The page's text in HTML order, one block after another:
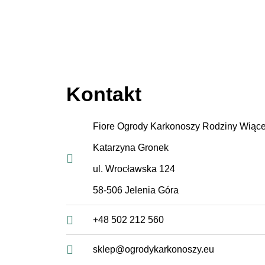
Kontakt
Fiore Ogrody Karkonoszy Rodziny
Katarzyna Gronek
ul. Wrocławska 124
58-506 Jelenia Góra
+48 502 212 560
sklep@ogrodykarkonoszy.eu